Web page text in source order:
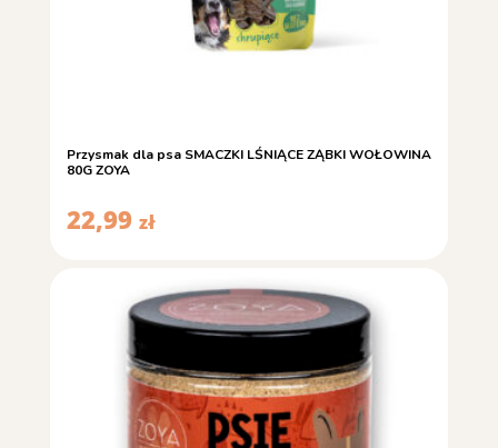
Przysmak dla psa SMACZKI LŚNIĄCE ZĄBKI WOŁOWINA
80G ZOYA
22,99 zł